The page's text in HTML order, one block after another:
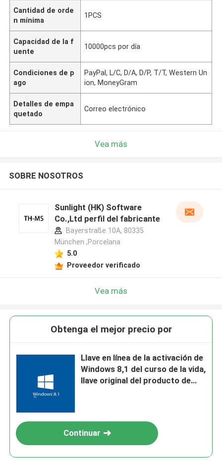
Cantidad de orde
n mínima
1PCS
Capacidad de la f
uente
10000pcs por día
Condiciones de p
ago
PayPal, L/C, D/A, D/P, T/T, Western Un
ion, MoneyGram
Detalles de empa
quetado
Correo electrónico
Vea más
SOBRE NOSOTROS
Sunlight (HK) Software
Co.,Ltd perfil del fabricante
Bayerstraße 10A, 80335
München ,Porcelana
5.0
Proveedor verificado
Vea más
Obtenga el mejor precio por
Llave en línea de la activación de
Windows 8,1 del curso de la vida,
llave original del producto de
Continuar